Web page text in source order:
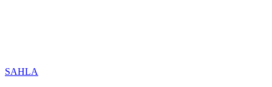
SAHLA